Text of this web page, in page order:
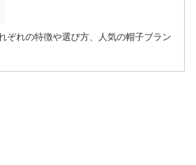
ぞれの特徴や選び方、人気の帽子ブラン